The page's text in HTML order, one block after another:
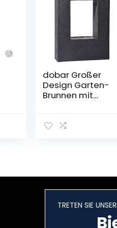
dobar Großer
Design Garten-
Brunnen mit
grau-schwarz,
TRETEN SIE